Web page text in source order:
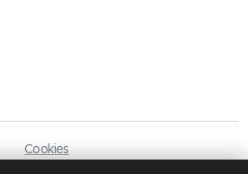
Cookies